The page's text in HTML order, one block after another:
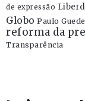
de expressão
Globo Paulo
reforma da
Transparência